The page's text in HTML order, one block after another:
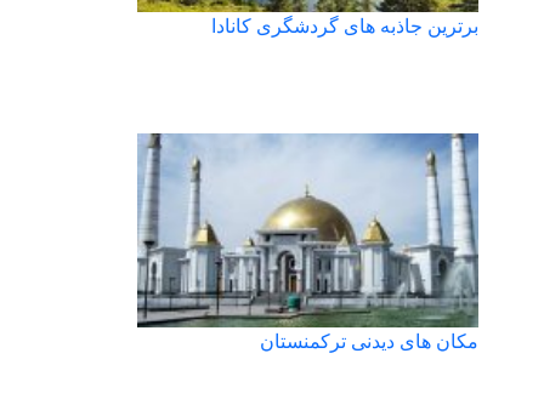
برترین جاذبه های گردشگری کانادا
مکان های دیدنی ترکمنستان